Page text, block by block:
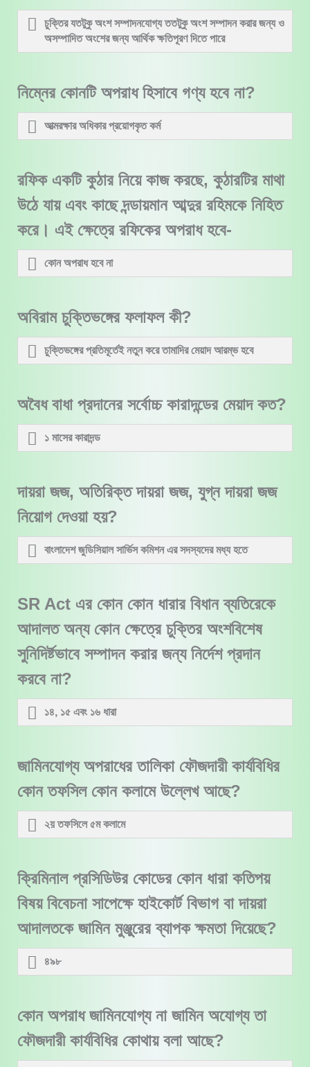
চুক্তির যতটুকু অংশ সম্পাদনযোগ্য ততটুকু অংশ সম্পাদন করার জন্য ও
অসম্পাদিত অংশের জন্য আর্থিক ক্ষতিপূরণ দিতে পারে
নিম্নের কোনটি অপরাধ হিসাবে গণ্য হবে না?
আত্মরক্ষার অধিকার প্রয়োগকৃত কর্ম
রফিক একটি কুঠার নিয়ে কাজ করছে, কুঠারটির মাথা
উঠে যায় এবং কাছে দন্ডায়মান আব্দুর রহিমকে নিহিত
করে। এই ক্ষেত্রে রফিকের অপরাধ হবে-
কোন অপরাধ হবে না
অবিরাম চুক্তিভঙ্গের ফলাফল কী?
চুক্তিভঙ্গের প্রতিমূর্তেই নতুন করে তামাদির মেয়াদ আরম্ভ হবে
অবৈধ বাধা প্রদানের সর্বোচ্চ কারাদন্ডের মেয়াদ কত?
১ মাসের কারাদন্ড
দায়রা জজ, অতিরিক্ত দায়রা জজ, যুগ্ন দায়রা জজ
নিয়োগ দেওয়া হয়?
বাংলাদেশ জুডিসিয়াল সার্ভিস কমিশন এর সদস্যদের মধ্য হতে
SR Act এর কোন কোন ধারার বিধান ব্যতিরেকে
আদালত অন্য কোন ক্ষেত্রে চুক্তির অংশবিশেষ
সুনিদির্ষ্টভাবে সম্পাদন করার জন্য নির্দেশ প্রদান
করবে না?
১৪, ১৫ এবং ১৬ ধারা
জামিনযোগ্য অপরাধের তালিকা ফৌজদারী কার্যবিধির
কোন তফসিল কোন কলামে উল্লেখ আছে?
২য় তফসিলে ৫ম কলামে
ক্রিমিনাল প্রসিডিউর কোডের কোন ধারা কতিপয়
বিষয় বিবেচনা সাপেক্ষে হাইকোর্ট বিভাগ বা দায়রা
আদালতকে জামিন মুঞ্জুুরের ব্যাপক ক্ষমতা দিয়েছে?
৪৯৮
কোন অপরাধ জামিনযোগ্য না জামিন অযোগ্য তা
ফৌজদারী কার্যবিধির কোথায় বলা আছে?